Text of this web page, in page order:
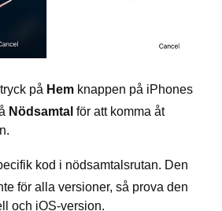
på Hem knappen på iPhones
Nödsamtal för att komma åt
kod i nödsamtalsrutan. Den
för alla versioner, så prova den
och iOS-version.